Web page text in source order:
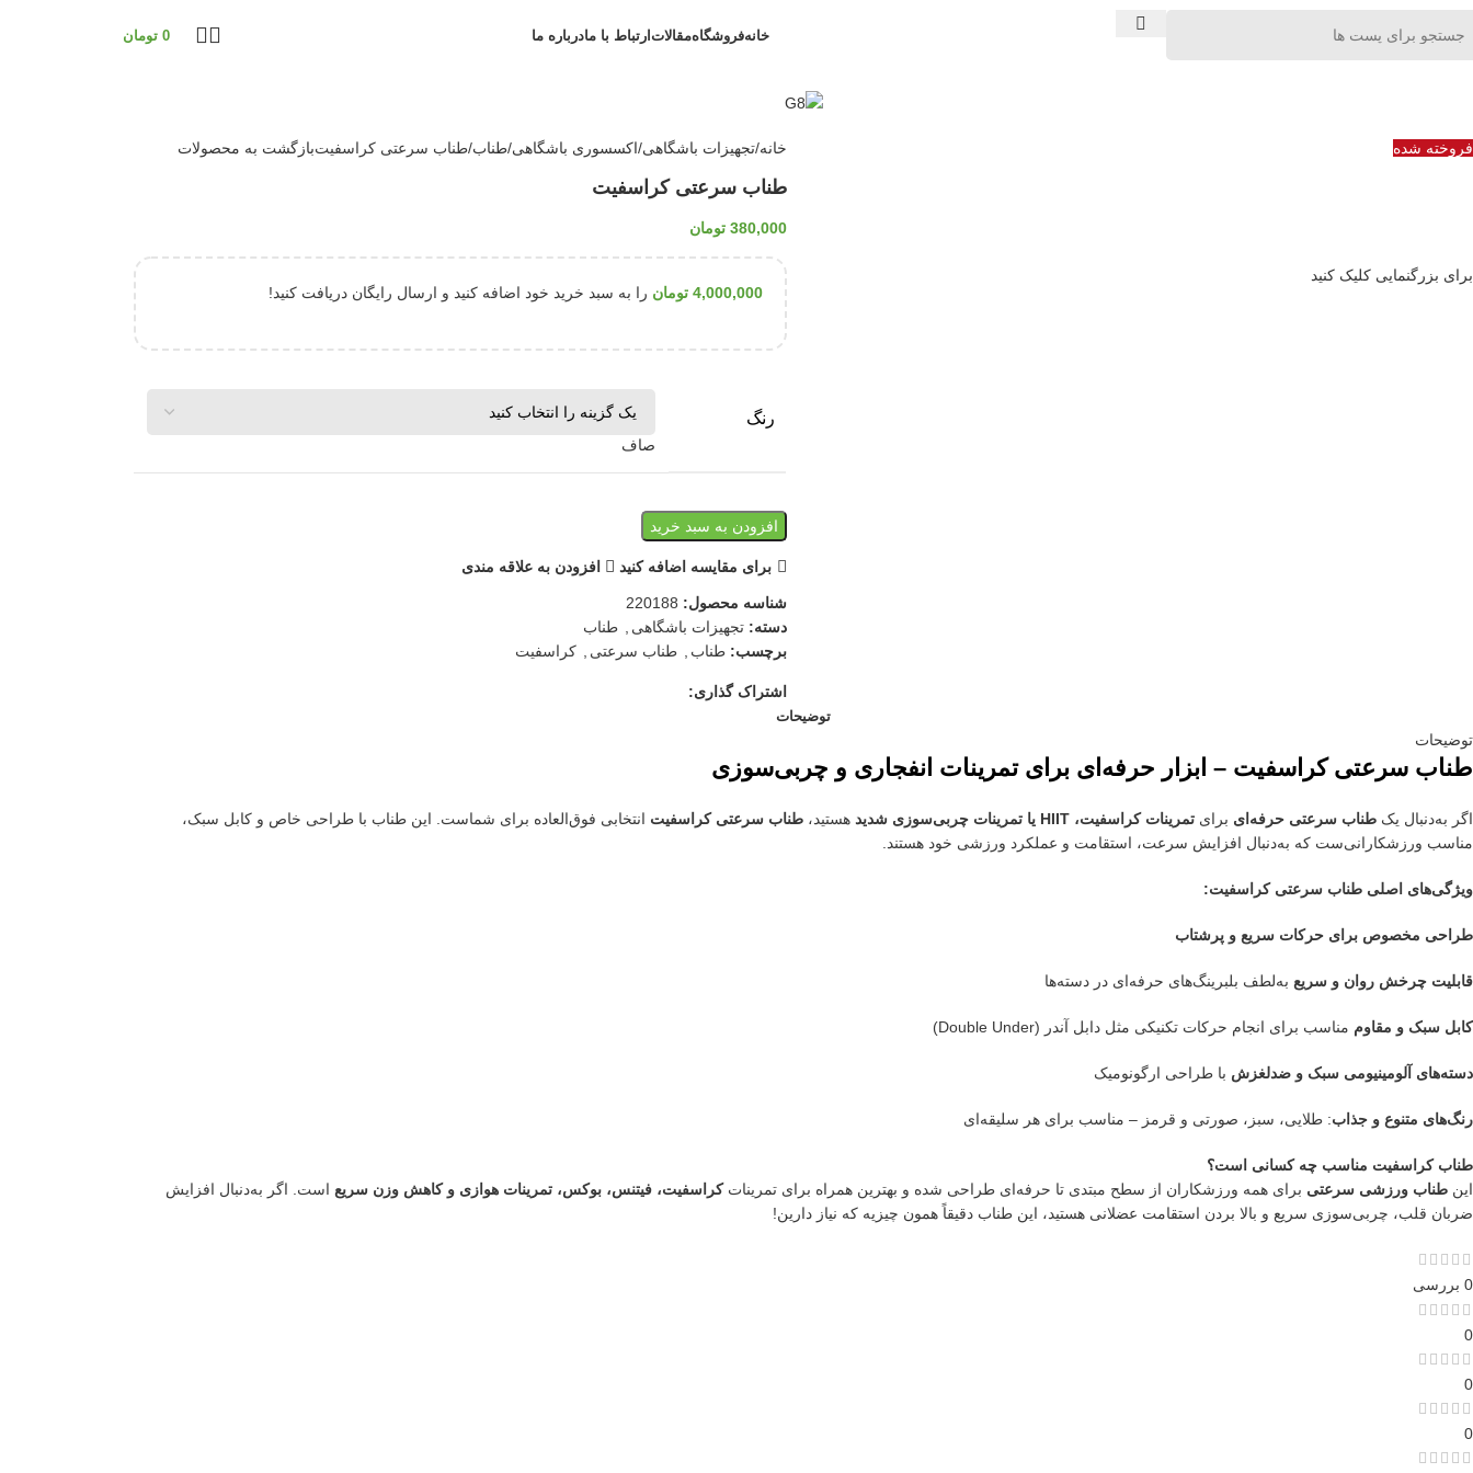
خانهفروشگاهمقالاتارتباط با مادرباره ما 0 تومان
فروخته شده
برای بزرگنمایی کلیک کنید
خانه تجهیزات باشگاهی اکسسوری باشگاهی طناب طناب سرعتی کراسفیتبازگشت به محصولات
طناب سرعتی کراسفیت
380,000 تومان
4,000,000 تومان را به سبد خرید خود اضافه کنید و ارسال رایگان دریافت کنید!
رنگ
صاف
افزودن به سبد خرید
برای مقایسه اضافه کنید افزودن به علاقه مندی
شناسه محصول: 220188
دسته: تجهیزات باشگاهی
طناب
برچسب: طناب طناب سرعتی کراسفیت
اشتراک گذاری:
توضیحات
توضیحات
طناب سرعتی کراسفیت – ابزار حرفه‌ای برای تمرینات انفجاری و چربی‌سوزی
اگر به‌دنبال یک طناب سرعتی حرفه‌ای برای تمرینات کراسفیت، HIIT یا تمرینات چربی‌سوزی شدید هستید، طناب سرعتی کراسفیت انتخابی فوق‌العاده برای شماست. این طناب با طراحی خاص و کابل سبک،
مناسب ورزشکارانی‌ست که به‌دنبال افزایش سرعت، استقامت و عملکرد ورزشی خود هستند.
ویژگی‌های اصلی طناب سرعتی کراسفیت:
طراحی مخصوص برای حرکات سریع و پرشتاب
قابلیت چرخش روان و سریع به‌لطف بلبرینگ‌های حرفه‌ای در دسته‌ها
کابل سبک و مقاوم مناسب برای انجام حرکات تکنیکی مثل دابل آندر (Double Under)
دسته‌های آلومینیومی سبک و ضدلغزش با طراحی ارگونومیک
رنگ‌های متنوع و جذاب: طلایی، سبز، صورتی و قرمز – مناسب برای هر سلیقه‌ای
طناب کراسفیت مناسب چه کسانی است؟
این طناب ورزشی سرعتی برای همه ورزشکاران از سطح مبتدی تا حرفه‌ای طراحی شده و بهترین همراه برای تمریناتکراسفیت، فیتنس، بوکس، تمرینات هوازی و کاهش وزن سریع است. اگر به‌دنبال افزایش
ضربان قلب، چربی‌سوزی سریع و بالا بردن استقامت عضلانی هستید، این طناب دقیقاً همون چیزیه که نیاز دارین!
0 بررسی
0
0
0